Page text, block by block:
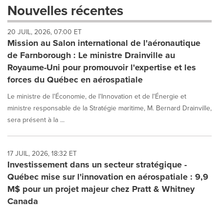
dropdown
will
cause
content
on
this
page
to
News
listings
will
as
each
option
is
selected.
Nouvelles récentes
20 JUIL, 2026, 07:00 ET
Mission au Salon international de l'aéronautique
de Farnborough : Le ministre Drainville au
Royaume-Uni pour promouvoir l'expertise et les
forces du Québec en aérospatiale
Le ministre de l'Économie, de l'Innovation et de l'Énergie et
ministre responsable de la Stratégie maritime, M. Bernard Drainville,
sera présent à la ...
17 JUIL, 2026, 18:32 ET
Investissement dans un secteur stratégique -
Québec mise sur l'innovation en aérospatiale : 9,9
M$ pour un projet majeur chez Pratt & Whitney
Canada